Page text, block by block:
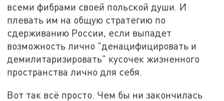
всеми фибрами своей польской души. И
плевать им на общую стратегию по
сдерживанию России, если выпадет
возможность лично "денацифицировать и
демилитаризировать" кусочек жизненного
пространства лично для себя.
Вот так всё просто. Чем бы ни закончилась